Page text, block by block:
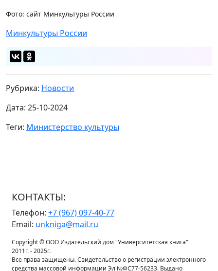
Фото: сайт Минкультуры России
Минкультуры России
Рубрика: Новости
Дата: 25-10-2024
Теги: Министерство культуры
КОНТАКТЫ:
Телефон: +7 (967) 097-40-77
Email: unkniga@mail.ru
Copyright © ООО Издательский дом "Университетская книга"
2011г. - 2025г.
Все права защищены. Свидетельство о регистрации электронного
средства массовой информации Эл №ФС77-56233. Выдано